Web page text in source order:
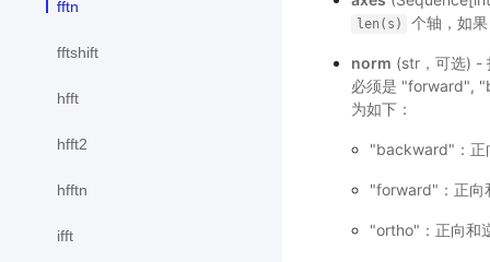
fftn
fftshift
hfft
hfft2
hfftn
ifft
len(s) 个轴，如
norm (str，可选) -
必须是 "forward",
为如下：
"backward"：正
"forward"：正向
"ortho"：正向和